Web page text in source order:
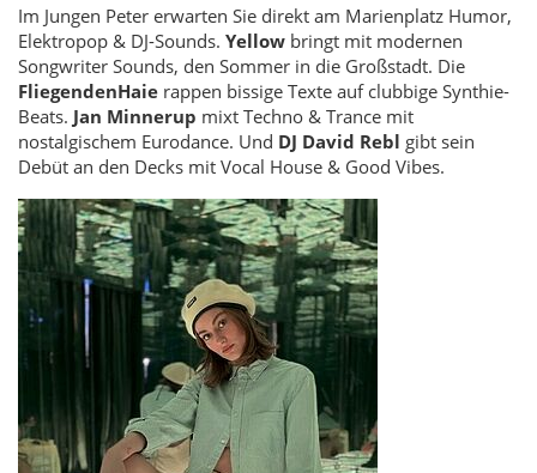
Im Jungen Peter erwarten Sie direkt am Marienplatz Humor,
Elektropop & DJ-Sounds. Yellow bringt mit modernen
Songwriter Sounds, den Sommer in die Großstadt. Die
FliegendenHaie rappen bissige Texte auf clubbige Synthie-
Beats. Jan Minnerup mixt Techno & Trance mit
nostalgischem Eurodance. Und DJ David Rebl gibt sein
Debüt an den Decks mit Vocal House & Good Vibes.